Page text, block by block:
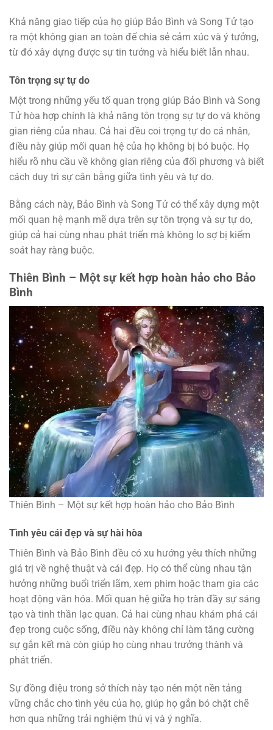
Khả năng giao tiếp của họ giúp Bảo Bình và Song Tử tạo
ra một không gian an toàn để chia sẻ cảm xúc và ý tưởng,
từ đó xây dựng được sự tin tưởng và hiểu biết lẫn nhau.
Tôn trọng sự tự do
Một trong những yếu tố quan trọng giúp Bảo Bình và Song
Tử hòa hợp chính là khả năng tôn trọng sự tự do và không
gian riêng của nhau. Cả hai đều coi trọng tự do cá nhân,
điều này giúp mối quan hệ của họ không bị bó buộc. Họ
hiểu rõ nhu cầu về không gian riêng của đối phương và biết
cách duy trì sự cân bằng giữa tình yêu và tự do.
Bằng cách này, Bảo Bình và Song Tử có thể xây dựng một
mối quan hệ mạnh mẽ dựa trên sự tôn trọng và sự tự do,
giúp cả hai cùng nhau phát triển mà không lo sợ bị kiểm
soát hay ràng buộc.
Thiên Bình – Một sự kết hợp hoàn hảo cho Bảo
Bình
Thiên Bình – Một sự kết hợp hoàn hảo cho Bảo Bình
Tình yêu cái đẹp và sự hài hòa
Thiên Bình và Bảo Bình đều có xu hướng yêu thích những
giá trị về nghệ thuật và cái đẹp. Họ có thể cùng nhau tận
hưởng những buổi triển lãm, xem phim hoặc tham gia các
hoạt động văn hóa. Mối quan hệ giữa họ tràn đầy sự sáng
tạo và tinh thần lạc quan. Cả hai cùng nhau khám phá cái
đẹp trong cuộc sống, điều này không chỉ làm tăng cường
sự gắn kết mà còn giúp họ cùng nhau trưởng thành và
phát triển.
Sự đồng điệu trong sở thích này tạo nên một nền tảng
vững chắc cho tình yêu của họ, giúp họ gắn bó chặt chẽ
hơn qua những trải nghiệm thú vị và ý nghĩa.